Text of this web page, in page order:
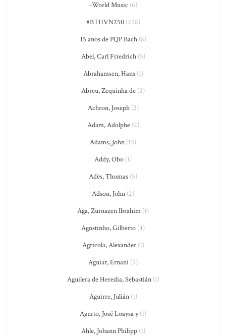
-World Music (6)
#BTHVN250(258)
15 anos de PQP Bach(8)
Abel, Carl Friedrich(5)
Abrahamsen, Hans(1)
Abreu, Zequinha de (2)
Achron, Joseph(2)
Adam, Adolphe(2)
Adams, John (15)
Addy, Obo (1)
Adès, Thomas (5)
Adson, John (2)
Ağa, Zurnazen Ibrahim (1)
Agostinho, Gilberto (4)
Agricola, Alexander(1)
Aguiar, Ernani (5)
Aguilera de Heredia, Sebastián(1)
Aguirre, Julián(1)
Agurto, José Loaysa y(1)
Ahle, Johann Philipp(1)